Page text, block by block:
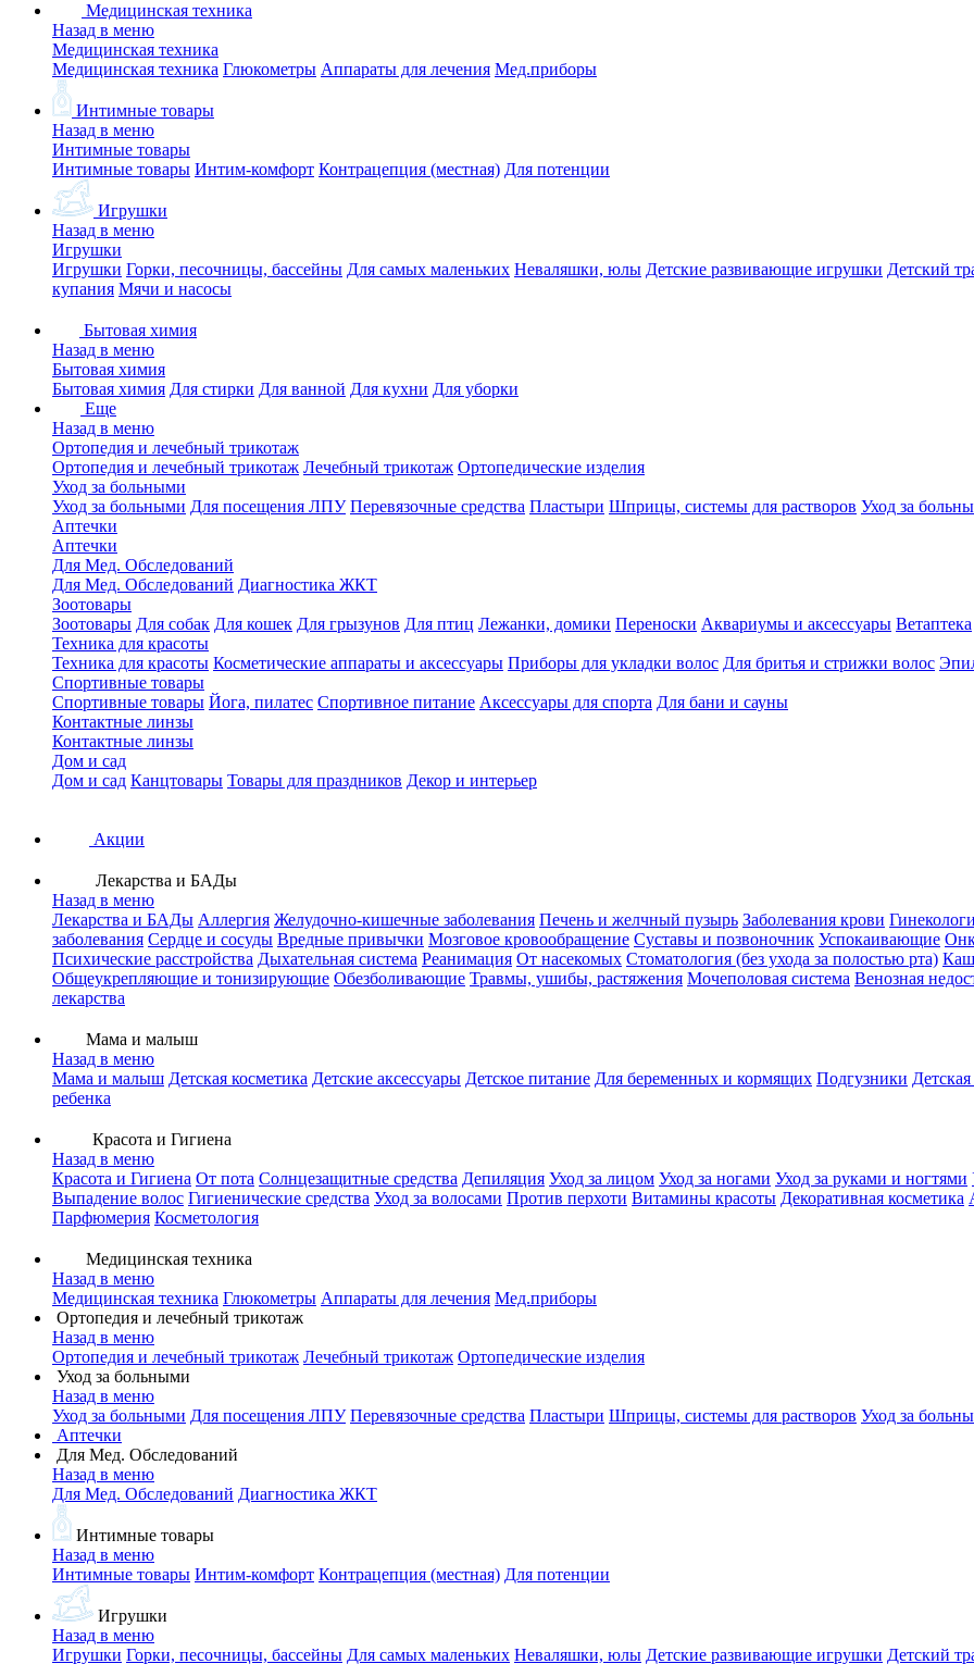
Медицинская техника
Назад в меню
Медицинская техника
Медицинская техника Глюкометры Аппараты для лечения Мед.приборы
Интимные товары
Назад в меню
Интимные товары
Интимные товары Интим-комфорт Контрацепция (местная) Для потенции
Игрушки
Назад в меню
Игрушки
Игрушки Горки, песочницы, бассейны Для самых маленьких Неваляшки, юлы Детские развивающие игрушки Детский
купания Мячи и насосы
Бытовая химия
Назад в меню
Бытовая химия
Бытовая химия Для стирки Для ванной Для кухни Для уборки
Еще
Назад в меню
Ортопедия и лечебный трикотаж
Ортопедия и лечебный трикотаж Лечебный трикотаж Ортопедические изделия
Уход за больными
Уход за больными Для посещения ЛПУ Перевязочные средства Пластыри Шприцы, системы для растворов Уход за
Аптечки
Аптечки
Для Мед. Обследований
Для Мед. Обследований Диагностика ЖКТ
Зоотовары
Зоотовары Для собак Для кошек Для грызунов Для птиц Лежанки, домики Переноски Аквариумы и аксессуары Ветаптека
Техника для красоты
Техника для красоты Косметические аппараты и аксессуары Приборы для укладки волос Для бритья и стрижки волос
Спортивные товары
Спортивные товары Йога, пилатес Спортивное питание Аксессуары для спорта Для бани и сауны
Контактные линзы
Контактные линзы
Дом и сад
Дом и сад Канцтовары Товары для праздников Декор и интерьер
Акции
Лекарства и БАДы
Назад в меню
Лекарства и БАДы Аллергия Желудочно-кишечные заболевания Печень и желчный пузырь Заболевания крови
заболевания Сердце и сосуды Вредные привычки Мозговое кровообращение Суставы и позвоночник Успокаивающие
Психические расстройства Дыхательная система Реанимация От насекомых Стоматология (без ухода за полостью рта)
Общеукрепляющие и тонизирующие Обезболивающие Травмы, ушибы, растяжения Мочеполовая система Венозная
лекарства
Мама и малыш
Назад в меню
Мама и малыш Детская косметика Детские аксессуары Детское питание Для беременных и кормящих Подгузники
ребенка
Красота и Гигиена
Назад в меню
Красота и Гигиена От пота Солнцезащитные средства Депиляция Уход за лицом Уход за ногами Уход за руками и ногтями
Выпадение волос Гигиенические средства Уход за волосами Против перхоти Витамины красоты Декоративная косметика
Парфюмерия Косметология
Медицинская техника
Назад в меню
Медицинская техника Глюкометры Аппараты для лечения Мед.приборы
Ортопедия и лечебный трикотаж
Назад в меню
Ортопедия и лечебный трикотаж Лечебный трикотаж Ортопедические изделия
Уход за больными
Назад в меню
Уход за больными Для посещения ЛПУ Перевязочные средства Пластыри Шприцы, системы для растворов Уход за
Аптечки
Для Мед. Обследований
Назад в меню
Для Мед. Обследований Диагностика ЖКТ
Интимные товары
Назад в меню
Интимные товары Интим-комфорт Контрацепция (местная) Для потенции
Игрушки
Назад в меню
Игрушки Горки, песочницы, бассейны Для самых маленьких Неваляшки, юлы Детские развивающие игрушки Детский